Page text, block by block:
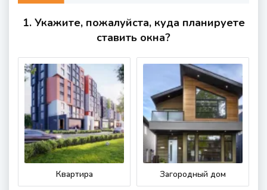
1. Укажите, пожалуйста, куда планируете
ставить окна?
Квартира Загородный дом